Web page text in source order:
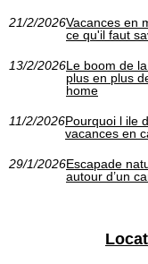
21/2/2026Vacances en
ce qu'il faut
13/2/2026Le boom de
plus en plus
home
11/2/2026Pourquoi l ile
vacances en
29/1/2026Escapade
autour d’un